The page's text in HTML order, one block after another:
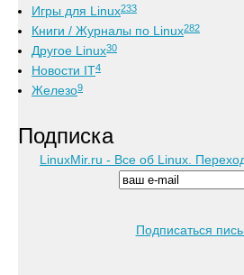
Игры для Linux233
Книги / Журналы по Linux282
Другое Linux30
Новости IT4
Железо9
Подписка
LinuxMir.ru - Все об Linux.
Подписаться